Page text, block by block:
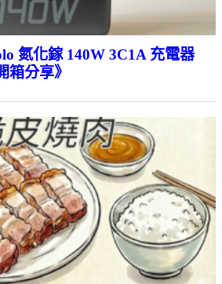
氮化鎵 140W 3C1A 充電器
箱分享》